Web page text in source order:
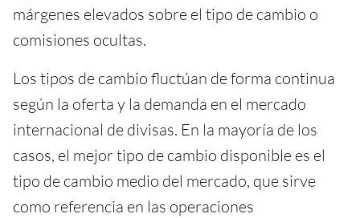
márgenes elevados sobre el tipo de cambio o
comisiones ocultas.
Los tipos de cambio fluctúan de forma continua
según la oferta y la demanda en el mercado
internacional de divisas. En la mayoría de los
casos, el mejor tipo de cambio disponible es el
tipo de cambio medio del mercado, que sirve
como referencia en las operaciones